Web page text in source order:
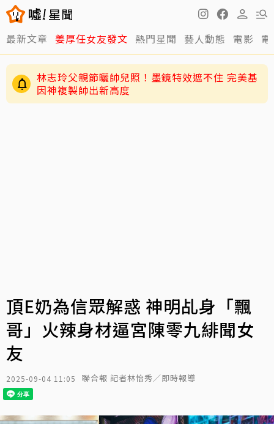
最新文章 姜厚任女友發文 熱門星聞 藝人動態 電影
林志玲父親節曬帥兒照！墨鏡特效遮不住 完美基
因神複製帥出新高度
頂E奶為信眾解惑 神明乩身「飄
哥」火辣身材逼宮陳零九緋聞女
友
2025-09-04 11:05 聯合報 記者林怡秀／即時報導